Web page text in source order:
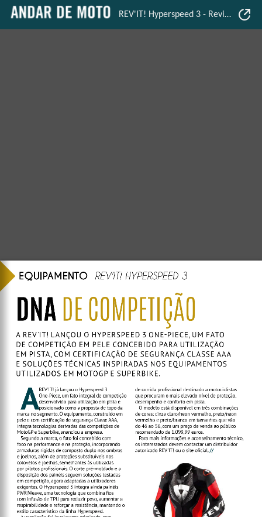
REV'IT! Hyperspeed 3 - Revista Mensal - Andar de Moto